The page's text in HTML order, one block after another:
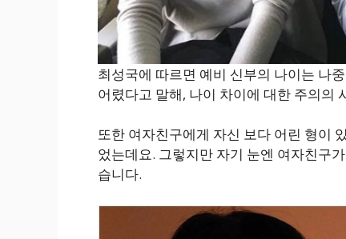
최성국에 따르면 예비 신부의 나이는 나
어렸다고 말해, 나이 차이에 대한 주의의
또한 여자친구에게 자신 보다 어린 형이
었는데요. 그렇지만 자기 눈엔 여자친구
습니다.